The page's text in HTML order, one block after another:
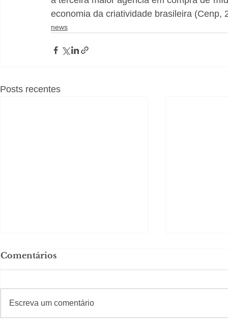
economia da criatividade brasileira (Cenp,
news
Posts recentes
LIV CONECTA
Comentários
Escreva um comentário
#Sugestões